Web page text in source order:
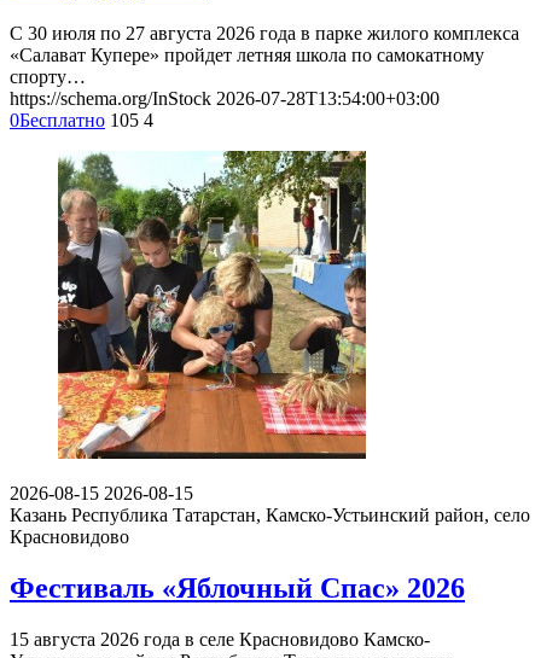
С 30 июля по 27 августа 2026 года в парке жилого комплекса
«Салават Купере» пройдет летняя школа по самокатному
спорту…
https://schema.org/InStock 2026-07-28T13:54:00+03:00
0Бесплатно 105 4
2026-08-15 2026-08-15
Казань Республика Татарстан, Камско-Устьинский район, село
Красновидово
Фестиваль «Яблочный Спас» 2026
15 августа 2026 года в селе Красновидово Камско-